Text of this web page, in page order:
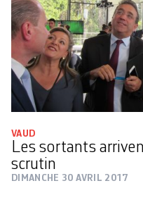
VAUD
Les sortants
scrutin
DIMANCHE 30 AVRIL 2017